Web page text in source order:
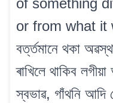
of something
or from what it
বৰ্ত্তমানে থকা
ৰাখিলে থাকিব
স্বভাৱ, গাঁথনি আদি